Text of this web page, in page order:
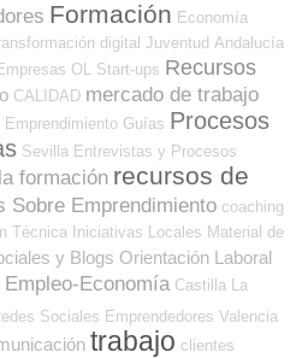
Formación Economía
digital Juventud Andalucía
OL Start-ups Recursos
CALIDAD mercado de trabajo
Emprendimiento Guías Procesos
Sevilla Entrevistas y Procesos
formación recursos de
Sobre Emprendimiento coaching
Técnica Iniciativas Locales Material de
y Blogs Orientación Laboral
Economía Castilla La
Sociales Emprendedores Valencia
trabajo clientes